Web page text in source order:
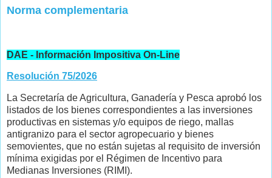
Norma complementaria
DAE - Información Impositiva On-Line
Resolución 75/2026
La Secretaría de Agricultura, Ganadería y Pesca aprobó los
listados de los bienes correspondientes a las inversiones
productivas en sistemas y/o equipos de riego, mallas
antigranizo para el sector agropecuario y bienes
semovientes, que no están sujetas al requisito de inversión
mínima exigidas por el Régimen de Incentivo para
Medianas Inversiones (RIMI).